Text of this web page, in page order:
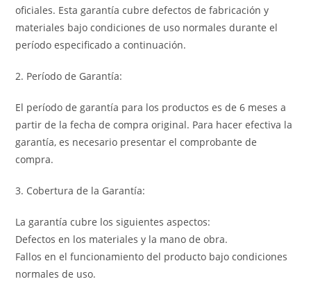
oficiales. Esta garantía cubre defectos de fabricación y
materiales bajo condiciones de uso normales durante el
período especificado a continuación.
2. Período de Garantía:
El período de garantía para los productos es de 6 meses a
partir de la fecha de compra original. Para hacer efectiva la
garantía, es necesario presentar el comprobante de
compra.
3. Cobertura de la Garantía:
La garantía cubre los siguientes aspectos:
Defectos en los materiales y la mano de obra.
Fallos en el funcionamiento del producto bajo condiciones
normales de uso.